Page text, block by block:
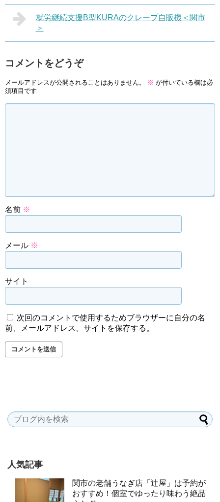
就労継続支援B型KURAのクレープ自販機＜関市
＞
コメントをどうぞ
メールアドレスが公開されることはありません。 ※ が付いている欄は必
須項目です
名前 ※
メール ※
サイト
次回のコメントで使用するためブラウザーに自分の名
前、メールアドレス、サイトを保存する。
人気記事
関市の老舗うなぎ店「辻屋」は予約が
おすすめ！個室でゆったり味わう絶品